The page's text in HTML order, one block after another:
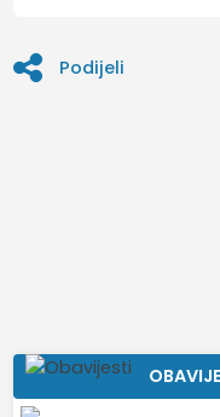
Podijeli